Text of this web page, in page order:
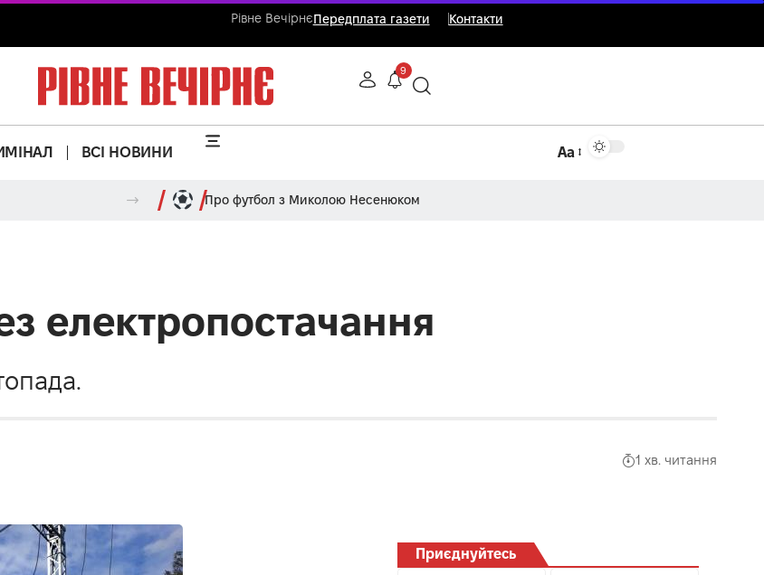
Рівне ВечірнєПередплата газети Контакти
9
ВСІ НОВИНИ Аа
Про футбол з Миколою Несенюком
електропостачання
1 хв. читання
Приєднуйтесь